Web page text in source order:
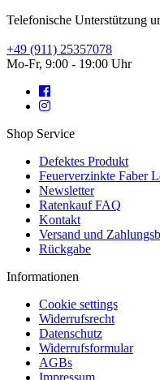
Telefonische Unterstützung
+49 (911) 25357078
Mo-Fr, 9:00 - 19:00 Uhr
Shop Service
Defektes Produkt
Feuerverzinkte Faber
Newsletter
Ratenkauf FAQ
Kontakt
Versand und
Rückgabe
Informationen
Cookie settings
Widerrufsrecht
Datenschutz
Widerrufsformular
AGBs
Impressum